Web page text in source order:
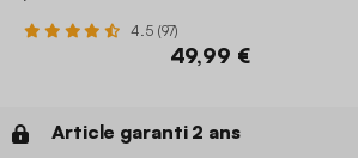
4.5 (97)
49,99 €
Article garanti 2 ans